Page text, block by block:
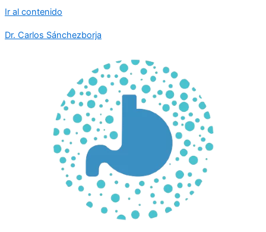
Ir al contenido
Dr. Carlos Sánchezborja